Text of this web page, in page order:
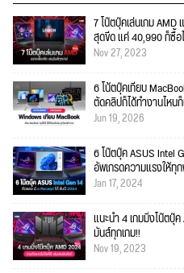
7 โน๊ตบุ๊คเล่นเกม
สุดขีด แค่ 40,990 ก็ซื้อ
Nov 27, 2023
6 โน้ตบุ๊คเทียบ
ตัดคลิปก็ได้ทำงานไหน
Jun 19, 2026
6 โน๊ตบุ๊ค ASUS Intel
อัพเกรดความแรงให้ทุ
Jan 17, 2024
แนะนำ 4 เกมมิ่งโน๊ตบุ๊
มันส์ทุกเกม!!
Nov 19, 2023